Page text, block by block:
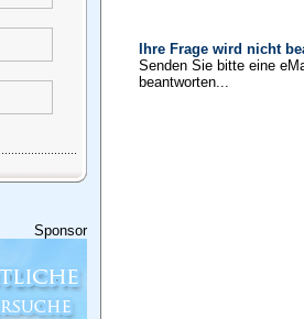
Sponsor
Ihre Frage wird nicht
Senden Sie bitte eine
beantworten...